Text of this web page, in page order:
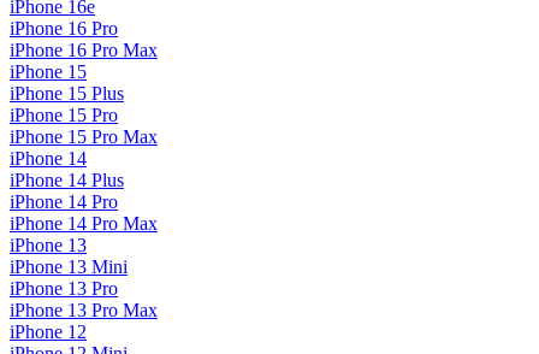
iPhone 16e
iPhone 16 Pro
iPhone 16 Pro Max
iPhone 15
iPhone 15 Plus
iPhone 15 Pro
iPhone 15 Pro Max
iPhone 14
iPhone 14 Plus
iPhone 14 Pro
iPhone 14 Pro Max
iPhone 13
iPhone 13 Mini
iPhone 13 Pro
iPhone 13 Pro Max
iPhone 12